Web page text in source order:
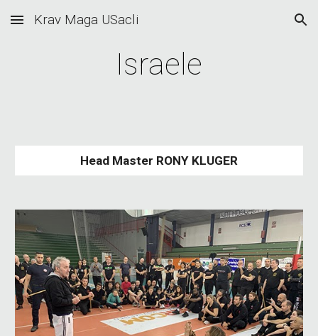
Skip to main content Skip to navigation
Krav Maga USacli
Israele
Head Master RONY KLUGER